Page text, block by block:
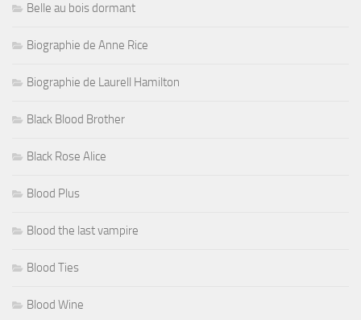
Belle au bois dormant
Biographie de Anne Rice
Biographie de Laurell Hamilton
Black Blood Brother
Black Rose Alice
Blood Plus
Blood the last vampire
Blood Ties
Blood Wine